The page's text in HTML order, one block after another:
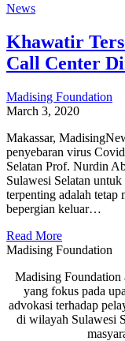
News
Khawatir
Call Center
Madising Foundation
March 3, 2020
Makassar,
penyebaran virus
Selatan Prof. Nurdin
Sulawesi Selatan
terpenting adalah tetap
bepergian keluar…
Read More
Madising Foundation
Madising Foundation
yang fokus pada
advokasi terhadap
di wilayah Sulawesi